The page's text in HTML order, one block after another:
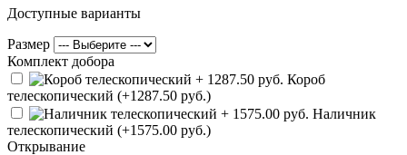
Доступные варианты
Размер
Комплект добора
Короб
телескопический (+1287.50 руб.)
Наличник
телескопический (+1575.00 руб.)
Открывание